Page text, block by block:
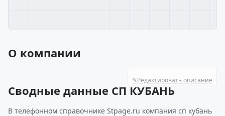
О компании
✎Редактировать описание
Сводные данные СП КУБАНЬ
В телефонном справочнике Stpage.ru компания сп кубань